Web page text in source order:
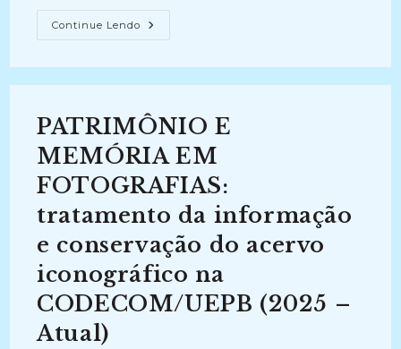
Continue Lendo FOTOGRAFIA
E
Descrição
Conservação
Preventiva
De
Coleções
Fotográficas
(2010-
2010)
PATRIMÔNIO E
MEMÓRIA EM
FOTOGRAFIAS:
tratamento da informação
e conservação do acervo
iconográfico na
CODECOM/UEPB (2025 –
Atual)